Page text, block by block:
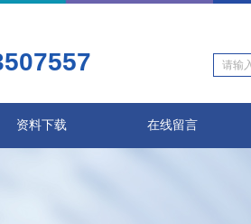
资料下载 在线留言